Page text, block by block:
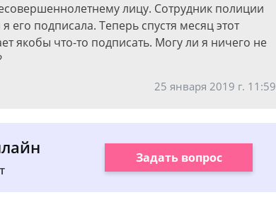
лицу. Сотрудник полиции
его подписала. Теперь спустя месяц этот
якобы что-то подписать. Могу ли я ничего не
25 января 2019 г. 11:59
Задать вопрос